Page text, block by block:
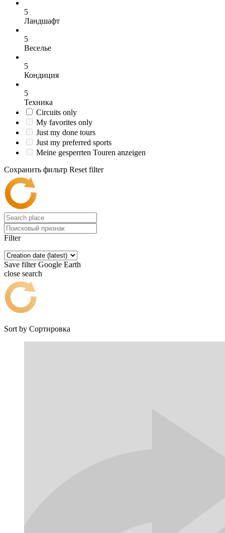
5
Ландшафт
5
Веселье
5
Кондиция
5
Техника
Circuits only
My favorites only
Just my done tours
Just my preferred sports
Meine gesperrten Touren anzeigen
Сохранить фильтр Reset filter
Filter
Save filter Google Earth
close search
Sort by Сортировка